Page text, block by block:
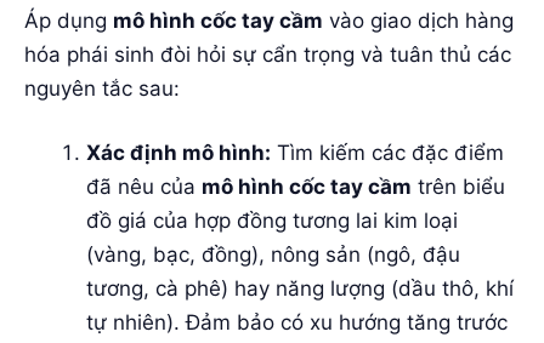
Áp dụng mô hình cốc tay cầm vào giao dịch hàng
hóa phái sinh đòi hỏi sự cẩn trọng và tuân thủ các
nguyên tắc sau:
Xác định mô hình: Tìm kiếm các đặc điểm
đã nêu của mô hình cốc tay cầm trên biểu
đồ giá của hợp đồng tương lai kim loại
(vàng, bạc, đồng), nông sản (ngô, đậu
tương, cà phê) hay năng lượng (dầu thô, khí
tự nhiên). Đảm bảo có xu hướng tăng trước